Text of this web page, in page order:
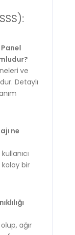
Panel
ve
Detaylı
ne
kolay bir
ağır